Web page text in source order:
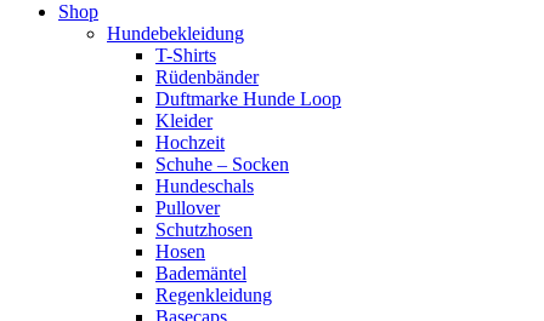
Shop
Hundebekleidung
T-Shirts
Rüdenbänder
Duftmarke Hunde Loop
Kleider
Hochzeit
Schuhe – Socken
Hundeschals
Pullover
Schutzhosen
Hosen
Bademäntel
Regenkleidung
Basecaps